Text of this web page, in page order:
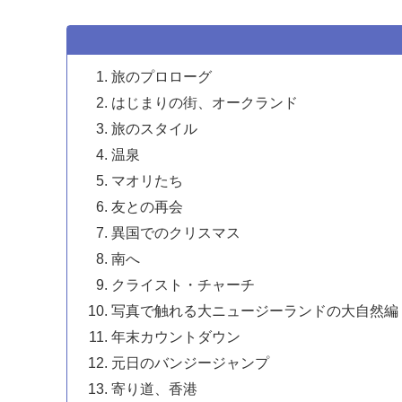
旅のプロローグ
はじまりの街、オークランド
旅のスタイル
温泉
マオリたち
友との再会
異国でのクリスマス
南へ
クライスト・チャーチ
写真で触れる大ニュージーランドの大自然編
年末カウントダウン
元日のバンジージャンプ
寄り道、香港